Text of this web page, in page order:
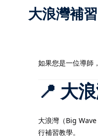
大浪灣補習
如果您是一位導師
📍 大
大浪灣（Big
行補習教學。